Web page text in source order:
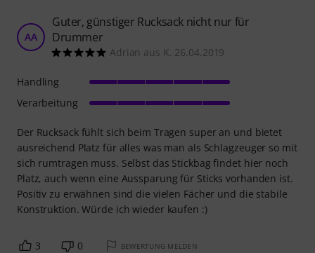
AA
Guter, günstiger Rucksack nicht nur für
Drummer
Adrian aus K. 26.04.2019
Der Rucksack fühlt sich beim Tragen super an und bietet
ausreichend Platz für alles was man als Schlagzeuger so mit
sich rumtragen muss. Selbst das Stickbag findet hier noch
Platz, auch wenn eine Aussparung für Sticks vorhanden ist.
Positiv zu erwähnen sind die vielen Fächer und die stabile
Konstruktion. Würde ich wieder kaufen :)
Handling
Verarbeitung
3 0 BEWERTUNG MELDEN